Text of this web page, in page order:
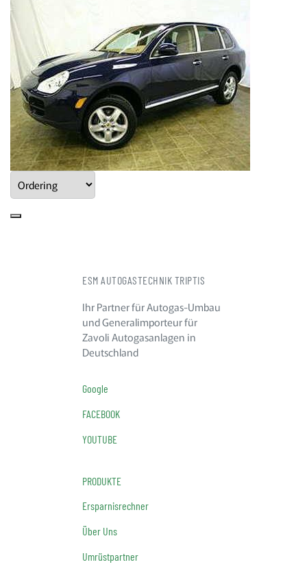
ESM AUTOGASTECHNIK TRIPTIS
Ihr Partner für Autogas-Umbau
und Generalimporteur für
Zavoli Autogasanlagen in
Deutschland
Google
FACEBOOK
YOUTUBE
PRODUKTE
Ersparnisrechner
Über Uns
Umrüstpartner